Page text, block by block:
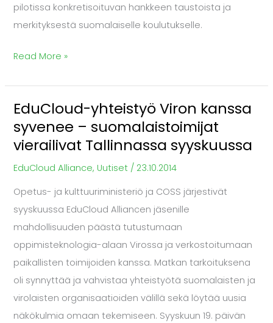
pilotissa konkretisoituvan hankkeen taustoista ja
merkityksestä suomalaiselle koulutukselle.
Read More »
EduCloud-yhteistyö Viron kanssa
syvenee – suomalaistoimijat
vierailivat Tallinnassa syyskuussa
EduCloud Alliance, Uutiset / 23.10.2014
Opetus- ja kulttuuriministeriö ja COSS järjestivät
syyskuussa EduCloud Alliancen jäsenille
mahdollisuuden päästä tutustumaan
oppimisteknologia-alaan Virossa ja verkostoitumaan
paikallisten toimijoiden kanssa. Matkan tarkoituksena
oli synnyttää ja vahvistaa yhteistyötä suomalaisten ja
virolaisten organisaatioiden välillä sekä löytää uusia
näkökulmia omaan tekemiseen. Syyskuun 19. päivän
EduCloud-
yhteistyö
Viron
–
suomalaistoimijat
vierailivat
Tallinnassa
syyskuussa